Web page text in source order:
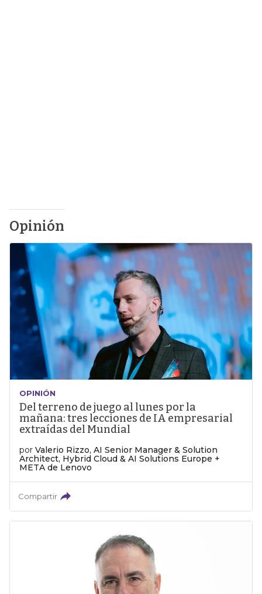
Opinión
OPINIÓN
Del terreno de juego al lunes por la
mañana: tres lecciones de IA empresarial
extraídas del Mundial
por Valerio Rizzo, AI Senior Manager & Solution
Architect, Hybrid Cloud & AI Solutions Europe +
META de Lenovo
Compartir